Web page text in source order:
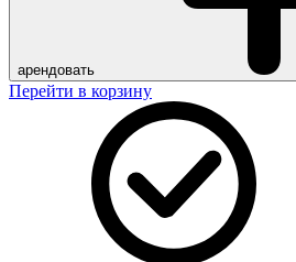
арендовать
Перейти в корзину